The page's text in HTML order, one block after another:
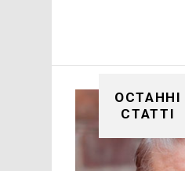
ОСТАННІ
СТАТТІ